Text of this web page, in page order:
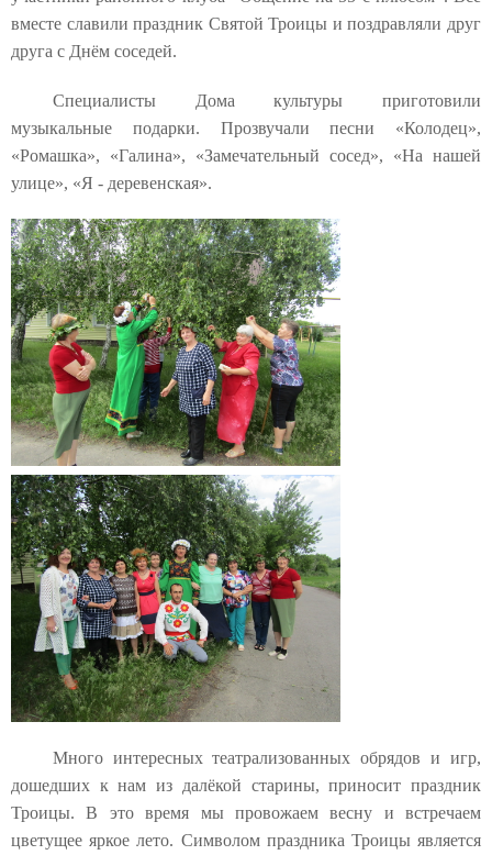
вместе славили праздник Святой Троицы и поздравляли друг
друга с Днём соседей.
Специалисты Дома культуры приготовили
музыкальные подарки. Прозвучали песни «Колодец»,
«Ромашка», «Галина», «Замечательный сосед», «На нашей
улице», «Я - деревенская».
Много интересных театрализованных обрядов и игр,
дошедших к нам из далёкой старины, приносит праздник
Троицы. В это время мы провожаем весну и встречаем
цветущее яркое лето. Символом праздника Троицы является